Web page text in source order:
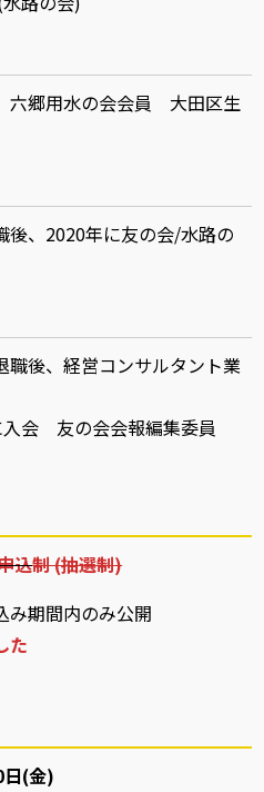
郷用水の会会員 大田区生
、2020年に友の会/水路の
後、経営コンサルタント業
会 友の会会報編集委員
込制 (抽選制)
期間内のみ公開
た
(金)